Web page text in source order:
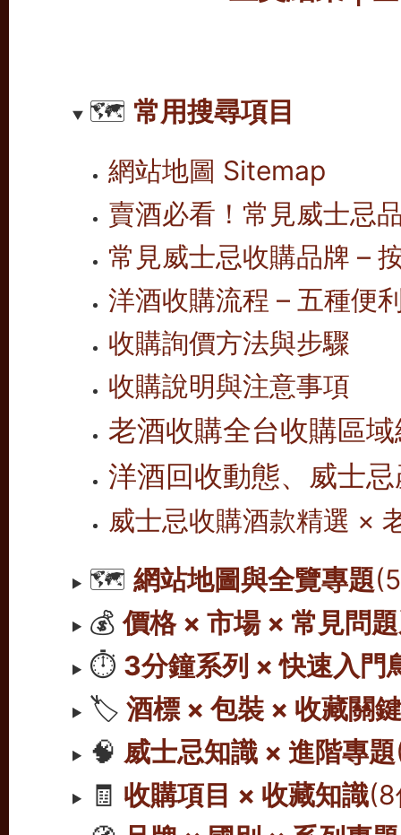
🗺️ 常用搜尋項目
網站地圖 Sitemap
賣酒必看！常見威士忌
常見威士忌收購品牌 –
洋酒收購流程 – 五種便
收購詢價方法與步驟
收購說明與注意事項
老酒收購全台收購區
洋酒回收動態、威士
威士忌收購酒款精選 ×
🗺️網站地圖與全覽專題
💰價格 × 市場 × 常見問
⏱️ 3分鐘系列 × 快速入門
🏷️酒標 × 包裝 × 收藏關
🧠 威士忌知識 × 進階專題
🧾 收購項目 × 收藏知識